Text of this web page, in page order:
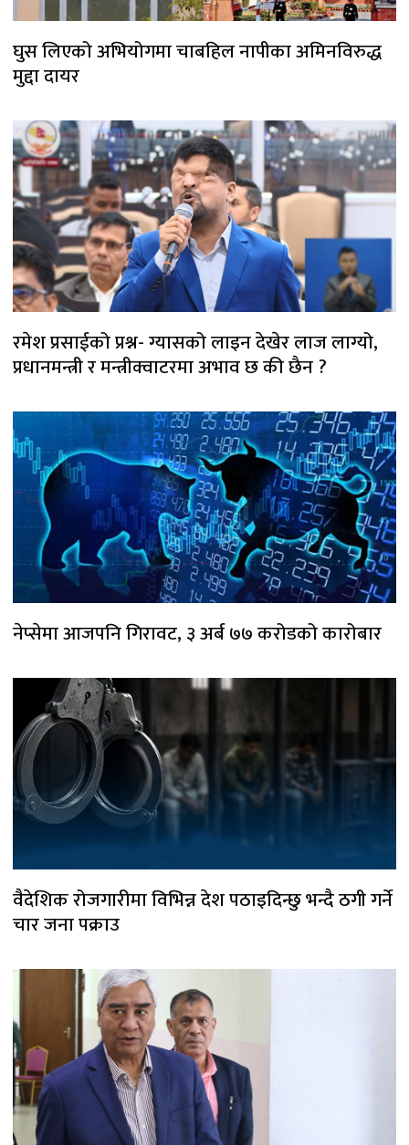
घुस लिएको अभियोगमा चाबहिल नापीका अमिनविरुद्ध
मुद्दा दायर
रमेश प्रसाईको प्रश्न- ग्यासको लाइन देखेर लाज लाग्यो,
प्रधानमन्त्री र मन्त्रीक्वाटरमा अभाव छ की छैन ?
नेप्सेमा आजपनि गिरावट, ३ अर्ब ७७ करोडको कारोबार
वैदेशिक रोजगारीमा विभिन्न देश पठाइदिन्छु भन्दै ठगी गर्ने
चार जना पक्राउ